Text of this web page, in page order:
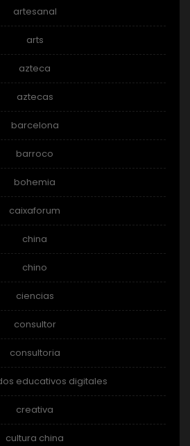
artesanal
arts
azteca
aztecas
barcelona
barroco
bohemia
caixaforum
china
chino
ciencias
consultor
consultoria
educativos digitales
creativa
cultura china